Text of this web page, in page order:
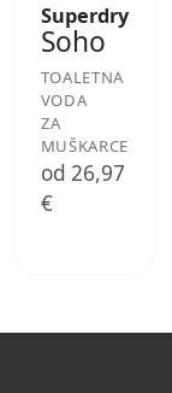
Superdry
Soho
TOALETNA
VODA
ZA
MUŠKARCE
od 26,97
€